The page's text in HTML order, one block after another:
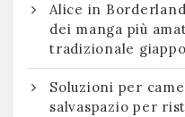
Alice in
dei manga più
tradizionale
Soluzioni per
salvaspazio per